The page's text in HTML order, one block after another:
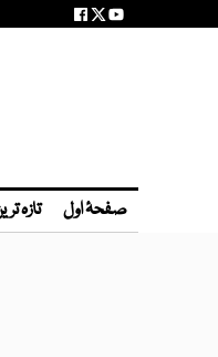
صفحۂ اول تازہ